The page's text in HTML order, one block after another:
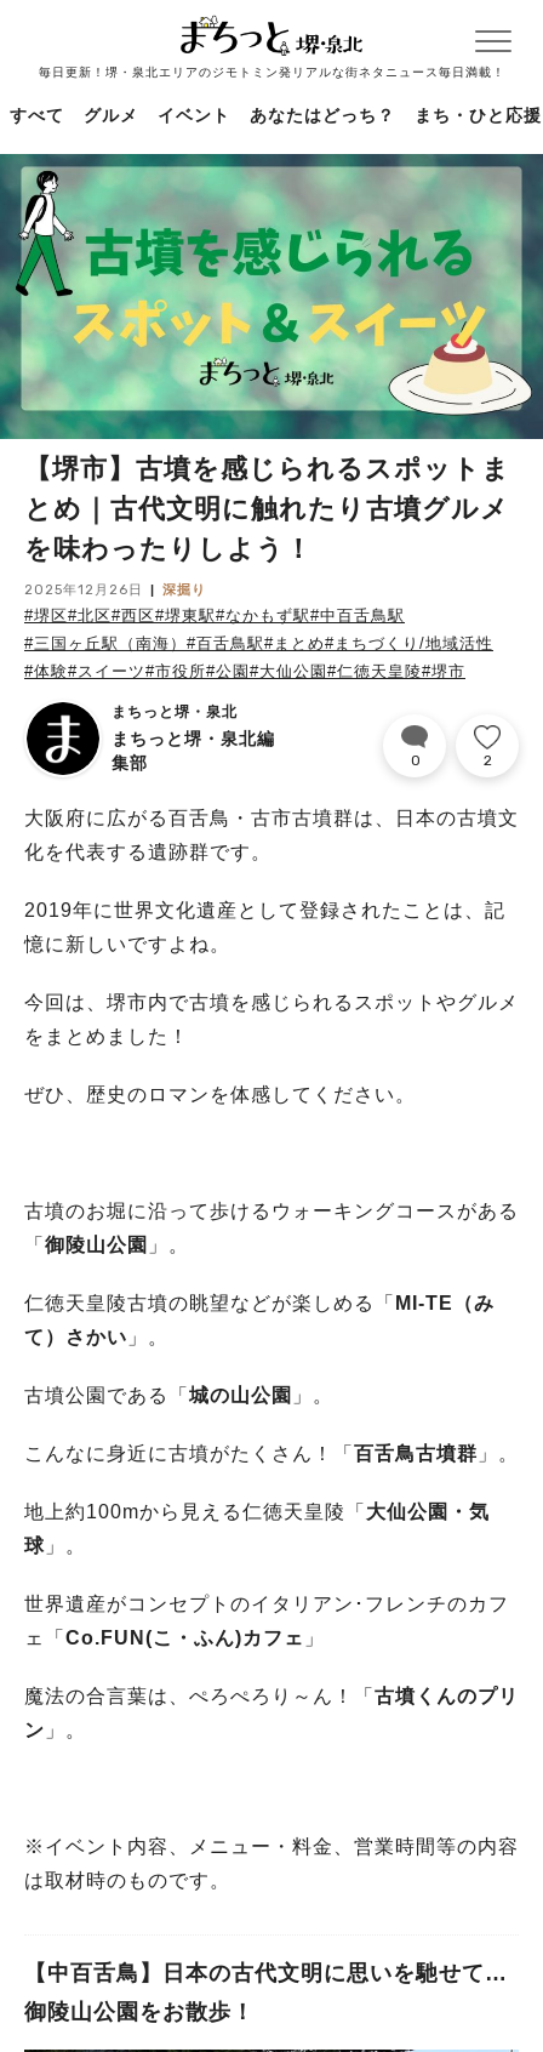
毎日更新！堺・泉北エリアのジモトミン発リアルな街ネタニュース毎日満載！
すべて グルメ イベント あなたはどっち？ まち・ひと応援
【堺市】古墳を感じられるスポットま
とめ｜古代文明に触れたり古墳グルメ
を味わったりしよう！
2025年12月26日 深掘り
#堺区#北区#西区#堺東駅#なかもず駅#中百舌鳥駅
#三国ヶ丘駅（南海） #百舌鳥駅#まとめ#まちづくり/地域活性
#体験#スイーツ#市役所#公園 #大仙公園 #仁徳天皇陵#堺市
まちっと堺・泉北
まちっと堺・泉北編
集部
0 2
大阪府に広がる百舌鳥・古市古墳群は、日本の古墳文
化を代表する遺跡群です。
2019年に世界文化遺産として登録されたことは、記
憶に新しいですよね。
今回は、堺市内で古墳を感じられるスポットやグルメ
をまとめました！
ぜひ、歴史のロマンを体感してください。
古墳のお堀に沿って歩けるウォーキングコースがある
「 御陵山公園 」。
仁徳天皇陵古墳の眺望などが楽しめる「 MI-TE（み
て）さかい 」。
古墳公園である「 城の山公園 」。
こんなに身近に古墳がたくさん！「 百舌鳥古墳群 」。
地上約100mから見える仁徳天皇陵「 大仙公園・気
球 」。
世界遺産がコンセプトのイタリアン･フレンチのカフ
ェ「 Co.FUN(こ・ふん)カフェ 」
魔法の合言葉は、ぺろぺろり～ん！「 古墳くんのプリ
ン 」。
※イベント内容、メニュー・料金、営業時間等の内容
は取材時のものです。
【中百舌鳥】日本の古代文明に思いを馳せて…
御陵山公園をお散歩！